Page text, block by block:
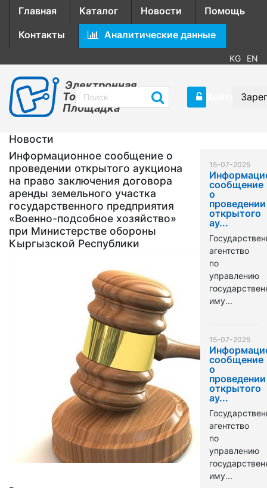
Главная Каталог Новости
Помощь
Контакты
Аналитические данные
KG EN
Электронная
Торговая
Площадка
Новости
Информационное сообщение о
проведении открытого аукциона
на право заключения договора
аренды земельного участка
государственного предприятия
«Военно-подсобное хозяйство»
при Министерстве обороны
Кыргызской Республики
15-07-2025
сообщение
о
проведении
открытого
ау...
агентство
по
управлению
иму...
15-07-2025
сообщение
о
проведении
открытого
ау...
агентство
по
управлению
иму...